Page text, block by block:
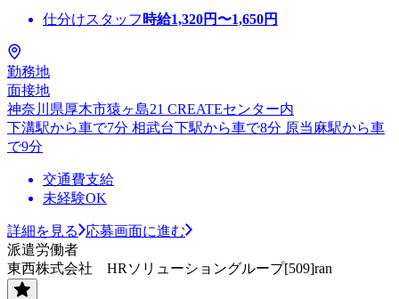
仕分けスタッフ 時給1,320円〜1,650円
勤務地
面接地
神奈川県厚木市猿ヶ島21 CREATEセンター内
下溝駅から車で7分 相武台下駅から車で8分 原当麻駅から車
で9分
交通費支給
未経験OK
詳細を見る
応募画面に進む
派遣労働者
東西株式会社 HRソリューショングループ[509]ran